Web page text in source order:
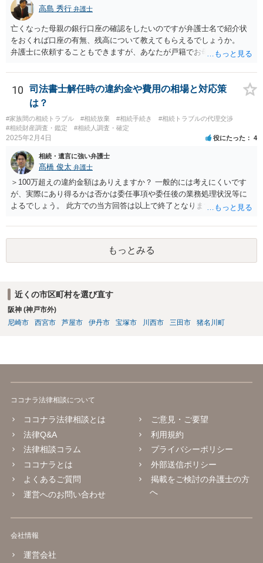
高島 秀行 弁護士
亡くなった母親の銀行口座の確認をしたいのですが弁護士名で紹介状
をおくれば口座の有無、残高について教えてもらえるでしょうか。
弁護士に依頼することもできますが、あなたが戸籍でお母さんの相続
高は教えてくれると思います。 自分ではよくわからないということ
であれば、弁護士に相談し依頼されたら良いと思います。
10
司法書士解任時の違約金や費用の相場と対応策
は？
#家族間の相続トラブル #相続放棄 #相続手続き
#相続トラブルの代理交渉
#相続財産調査・鑑定
#相続人調査・確定
2025年2月4日 役にたった 4
相続・遺言に強い弁護士
髙橋 俊太 弁護士
＞100万超えの違約金額はありえますか？ 一般的には考えにくいです
が、実際にあり得るかは否かは委任事項や委任後の業務処理状況等に
よるでしょう。 此方での当方回答は以上で終了となりますが、参考に
もっとみる
近くの市区町村を選び直す
阪神 (神戸市外)
尼崎市
西宮市 芦屋市 伊丹市 宝塚市 川西市 三田市 猪名川町
ココナラ法律相談について
ココナラ法律相談とは
法律Q&A
法律相談コラム
ココナラとは
よくあるご質問
運営へのお問い合わせ
ご意見・ご要望
利用規約
プライバシーポリシー
外部送信ポリシー
掲載をご検討の弁護士の方
へ
会社情報
運営会社